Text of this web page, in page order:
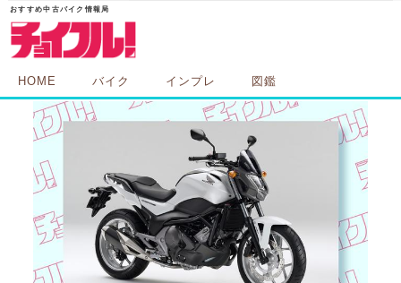
HOME バイク インプレ 図鑑